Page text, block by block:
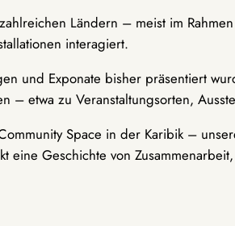
Ländern – meist im
interagiert.
und Exponate bisher präsentiert
– etwa zu Veranstaltungsorten,
Space in der Karibik –
eine Geschichte von